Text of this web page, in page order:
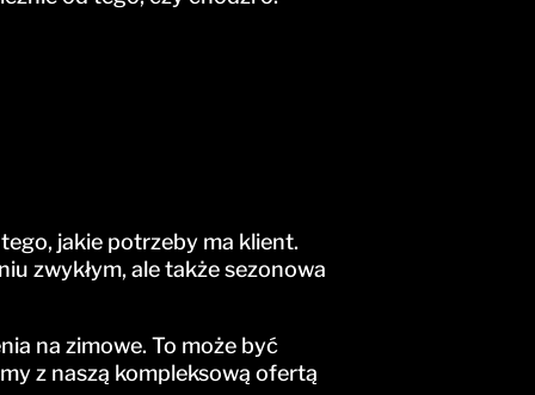
jakie potrzeby ma klient.
zwykłym, ale także sezonowa
na zimowe. To może być
z naszą kompleksową ofertą